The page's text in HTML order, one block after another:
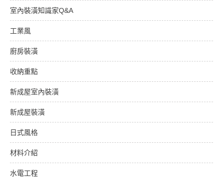
室內裝潢知識家Q&A
工業風
廚房裝潢
收納重點
新成屋室內裝潢
新成屋裝潢
日式風格
材料介紹
水電工程